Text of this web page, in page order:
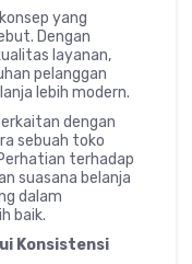
yang
Dengan
layanan,
pelanggan
lebih modern.
dengan
sebuah toko
terhadap
suasana belanja
dalam
baik.
Konsistensi